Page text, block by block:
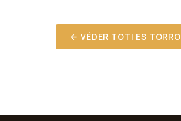
← VÉDER TOTI ES